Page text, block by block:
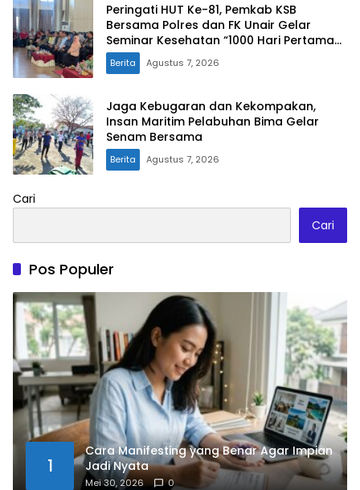
Peringati HUT Ke-81, Pemkab KSB
Bersama Polres dan FK Unair Gelar
Seminar Kesehatan “1000 Hari Pertama
Kehidupan”
Berita Agustus 7, 2026
Jaga Kebugaran dan Kekompakan,
Insan Maritim Pelabuhan Bima Gelar
Senam Bersama
Berita Agustus 7, 2026
Cari
Cari
Pos Populer
1
Cara Manifesting yang Benar Agar Impian
Jadi Nyata
Mei 30, 2026 0